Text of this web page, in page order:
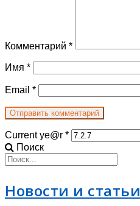
Комментарий *
Имя *
Email *
Current ye@r *
Поиск
Новости и статьи